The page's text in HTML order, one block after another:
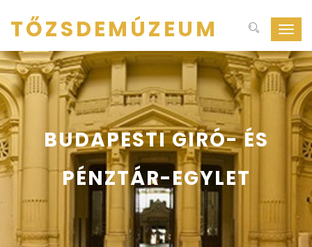
ki-
be
TŐZSDEMÚZEUM
BUDAPESTI GIRÓ- ÉS
PÉNZTÁR-EGYLET